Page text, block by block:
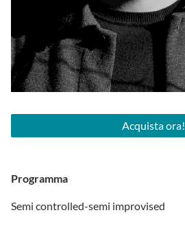
Acquista ora!
Programma
Semi controlled-semi improvised